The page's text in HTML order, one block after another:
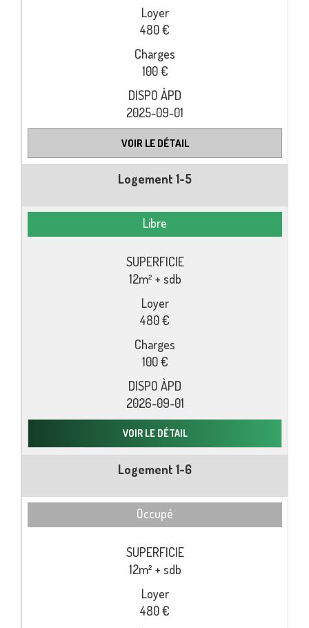
480 €
100 €
2025-09-01
VOIR LE DÉTAIL
Logement 1-5
Libre
12m² + sdb
480 €
100 €
2026-09-01
VOIR LE DÉTAIL
Logement 1-6
Occupé
12m² + sdb
480 €